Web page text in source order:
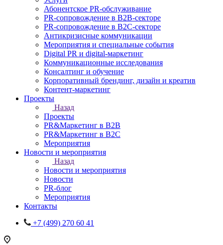
Абонентское PR-обслуживание
PR-сопровождение в B2B-секторе
PR-сопровождение в B2С-секторе
Антикризисные коммуникации
Мероприятия и специальные события
Digital PR и digital-маркетинг
Коммуникационные исследования
Консалтинг и обучение
Корпоративный брендинг, дизайн и креатив
Контент-маркетинг
Проекты
Назад
Проекты
PR&Маркетинг в B2B
PR&Маркетинг в B2C
Мероприятия
Новости и мероприятия
Назад
Новости и мероприятия
Новости
PR-блог
Мероприятия
Контакты
+7 (499) 270 60 41